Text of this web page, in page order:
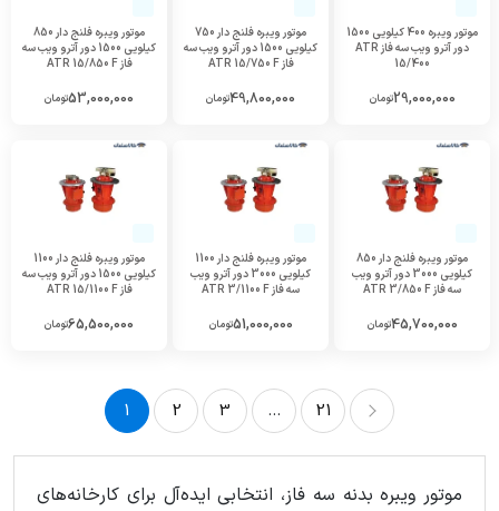
موتور ویبره 400 کیلویی 1500
دور آترو ویب سه فاز ATR
15/400
29,000,000تومان
موتور ویبره فلنج دار 750
کیلویی 1500 دور آترو ویب سه
فاز ATR 15/750 F
49,800,000تومان
موتور ویبره فلنج دار 850
کیلویی 1500 دور آترو ویب سه
فاز ATR 15/850 F
53,000,000تومان
موتور ویبره فلنج دار 850
کیلویی 3000 دور آترو ویب
سه فاز ATR 3/850 F
45,700,000تومان
موتور ویبره فلنج دار 1100
کیلویی 3000 دور آترو ویب
سه فاز ATR 3/1100 F
51,000,000تومان
موتور ویبره فلنج دار 1100
کیلویی 1500 دور آترو ویب سه
فاز ATR 15/1100 F
65,500,000تومان
1 2 3 ... 21
موتور ویبره بدنه سه فاز، انتخابی ایده‌آل برای کارخانه‌های